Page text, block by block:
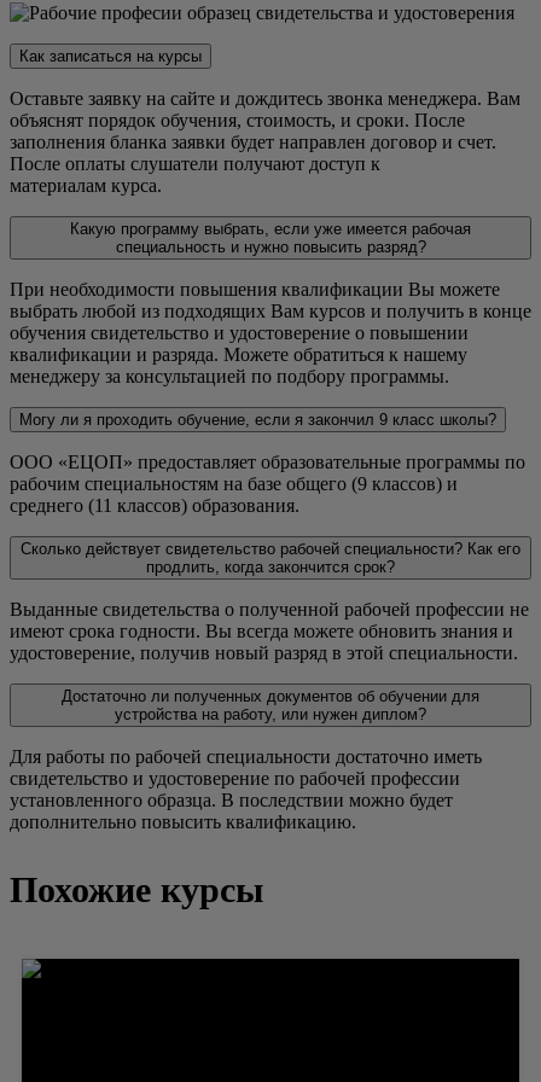
Как записаться на курсы
Оставьте заявку на сайте и дождитесь звонка менеджера. Вам
объяснят порядок обучения, стоимость, и сроки. После
заполнения бланка заявки будет направлен договор и счет.
После оплаты слушатели получают доступ к
материалам курса.
Какую программу выбрать, если уже имеется рабочая
специальность и нужно повысить разряд?
При необходимости повышения квалификации Вы можете
выбрать любой из подходящих Вам курсов и получить в конце
обучения свидетельство и удостоверение о повышении
квалификации и разряда. Можете обратиться к нашему
менеджеру за консультацией по подбору программы.
Могу ли я проходить обучение, если я закончил 9 класс школы?
ООО «ЕЦОП» предоставляет образовательные программы по
рабочим специальностям на базе общего (9 классов) и
среднего (11 классов) образования.
Сколько действует свидетельство рабочей специальности? Как его
продлить, когда закончится срок?
Выданные свидетельства о полученной рабочей профессии не
имеют срока годности. Вы всегда можете обновить знания и
удостоверение, получив новый разряд в этой специальности.
Достаточно ли полученных документов об обучении для
устройства на работу, или нужен диплом?
Для работы по рабочей специальности достаточно иметь
свидетельство и удостоверение по рабочей профессии
установленного образца. В последствии можно будет
дополнительно повысить квалификацию.
Похожие курсы